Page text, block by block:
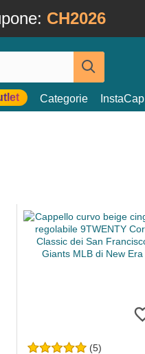
CH2026
Categorie InstaCap
(5)